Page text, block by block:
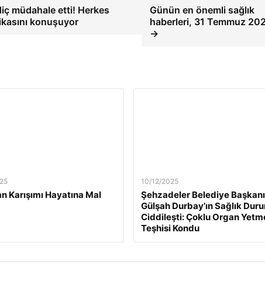
müdahale etti! Herkes
konuşuyor
Günün en önemli sağlık
haberleri, 31 Temmuz
→
Karışımı Hayatına Mal
10/12/2025
Şehzadeler Belediye Başkanı
Gülşah Durbay’ın Sağlık
Ciddileşti: Çoklu Organ
Teşhisi Kondu